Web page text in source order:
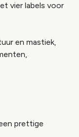
vier labels voor
en mastiek,
prettige